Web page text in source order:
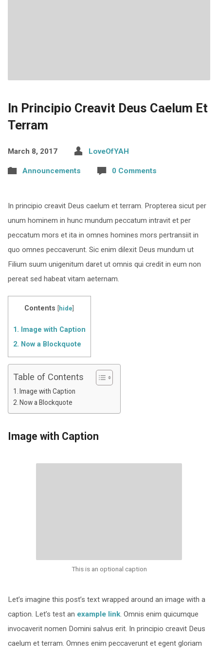
In Principio Creavit Deus Caelum Et
Terram
March 8, 2017 LoveOfYAH
Announcements 0 Comments
In principio creavit Deus caelum et terram. Propterea sicut per
unum hominem in hunc mundum peccatum intravit et per
peccatum mors et ita in omnes homines mors pertransiit in
quo omnes peccaverunt. Sic enim dilexit Deus mundum ut
Filium suum unigenitum daret ut omnis qui credit in eum non
pereat sed habeat vitam aeternam.
Contents [hide]
1. Image with Caption
2. Now a Blockquote
Table of Contents
Image with Caption
Now a Blockquote
Image with Caption
This is an optional caption
Let’s imagine this post’s text wrapped around an image with a
caption. Let’s test an example link. Omnis enim quicumque
invocaverit nomen Domini salvus erit. In principio creavit Deus
caelum et terram. Omnes enim peccaverunt et egent gloriam